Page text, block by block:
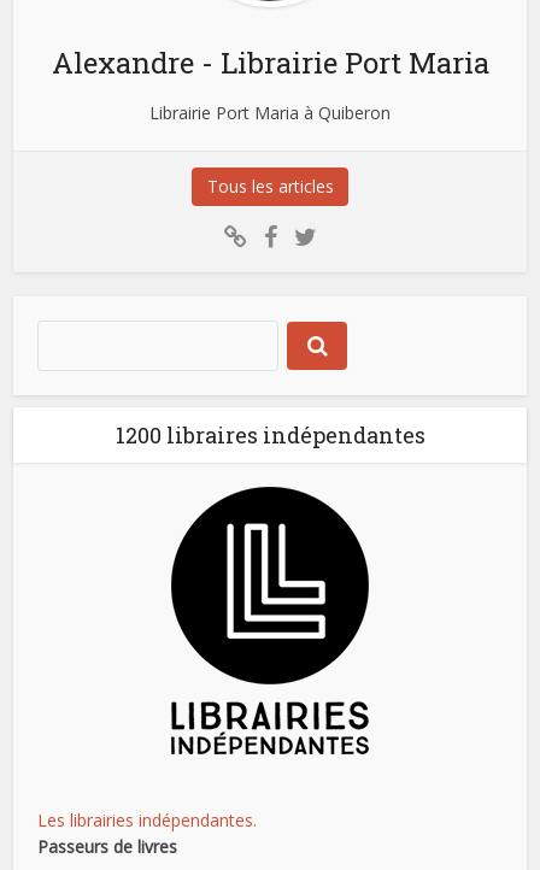
Alexandre - Librairie Port Maria
Librairie Port Maria à Quiberon
Tous les articles
1200 libraires indépendantes
Les librairies indépendantes.
Passeurs de livres